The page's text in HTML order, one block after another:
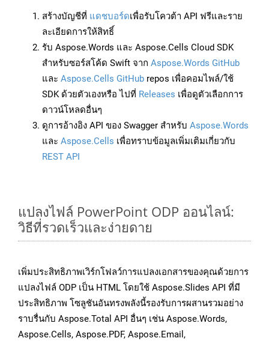
สร้างบัญชีที่ แดชบอร์ดเพื่อรับโควต้า API ฟรีและราย
ละเอียดการให้สิทธิ์
รับ Aspose.Words และ Aspose.Cells Cloud SDK
สำหรับซอร์สโค้ด Swift จาก Aspose.Words GitHub
และ Aspose.Cells GitHub repos เพื่อคอมไพล์/ใช้
SDK ด้วยตัวเองหรือ ไปที่ Releases เพื่อดูตัวเลือกการ
ดาวน์โหลดอื่นๆ
ดูการอ้างอิง API ของ Swagger สำหรับ Aspose.Words
และ Aspose.Cells เพื่อทราบข้อมูลเพิ่มเติมเกี่ยวกับ
REST API
แปลงไฟล์ PowerPoint ODP ออนไลน์:
วิธีที่รวดเร็วและง่ายดาย
เพิ่มประสิทธิภาพเวิร์กโฟลว์การแปลงเอกสารของคุณด้วยการ
แปลงไฟล์ ODP เป็น HTML โดยใช้ Aspose.Slides API ที่มี
ประสิทธิภาพ โซลูชันอันทรงพลังนี้รองรับการผสานรวมอย่าง
ราบรื่นกับ Aspose.Total API อื่นๆ เช่น Aspose.Words,
Aspose.Cells, Aspose.PDF, Aspose.Email,